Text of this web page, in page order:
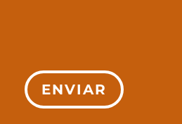
ENVIAR